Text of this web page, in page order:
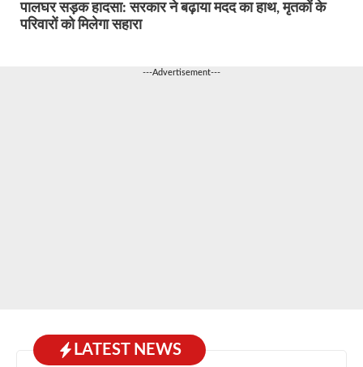
पालघर सड़क हादसा: सरकार ने बढ़ाया मदद का हाथ, मृतकों के
परिवारों को मिलेगा सहारा
---Advertisement---
LATEST NEWS